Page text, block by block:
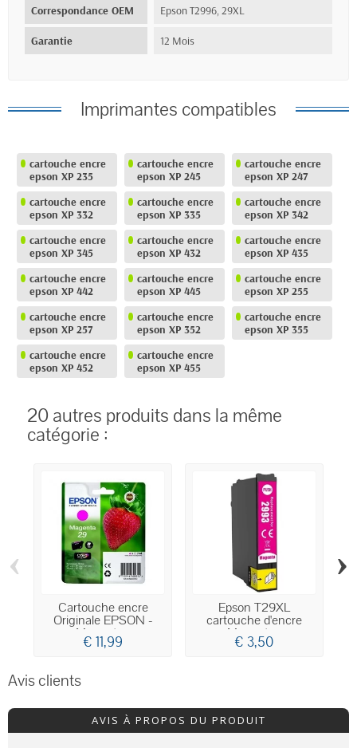
Correspondance OEM Epson T2996, 29XL
Garantie 12 Mois
Imprimantes compatibles
cartouche encre
epson XP 235
cartouche encre
epson XP 245
cartouche encre
epson XP 247
cartouche encre
epson XP 332
cartouche encre
epson XP 335
cartouche encre
epson XP 342
cartouche encre
epson XP 345
cartouche encre
epson XP 432
cartouche encre
epson XP 435
cartouche encre
epson XP 442
cartouche encre
epson XP 445
cartouche encre
epson XP 255
cartouche encre
epson XP 257
cartouche encre
epson XP 352
cartouche encre
epson XP 355
cartouche encre
epson XP 452
cartouche encre
epson XP 455
20 autres produits dans la même
catégorie :
Cartouche encre
Originale EPSON -
Magenta...
€ 11,99
Epson T29XL
cartouche d'encre
Magenta...
€ 3,50
‹ ›
Avis clients
AVIS À PROPOS DU PRODUIT